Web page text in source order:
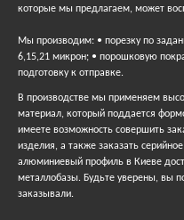
которые мы предлагаем, может
Мы производим: • порезку по
6,15,21 микрон; • порошковую
подготовку к отправке.
В производстве мы применяем
материал, который поддается
имеете возможность совершить
изделия, а также заказать
алюминиевый профиль в Киеве
металлобазы. Будьте уверены, вы
заказывали.